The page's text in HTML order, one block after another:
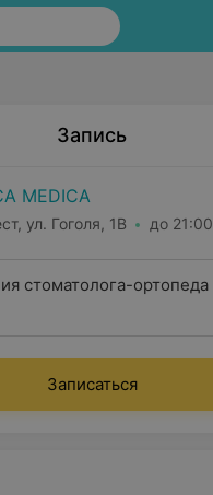
Запись
MEDICA
ул. Гоголя, 1B до 21:00
стоматолога-ортопеда
Записаться